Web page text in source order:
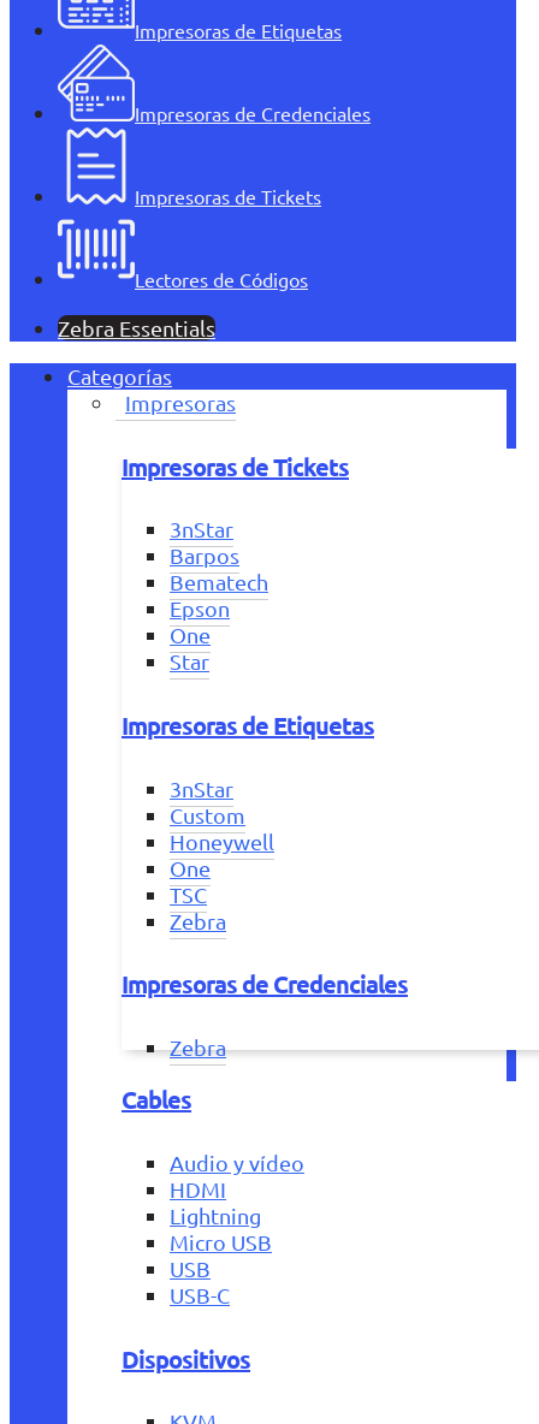
Impresoras de Etiquetas
Impresoras de Credenciales
Impresoras de Tickets
Lectores de Códigos
Zebra Essentials
Categorías
Impresoras
Impresoras de Tickets
3nStar
Barpos
Bematech
Epson
One
Star
Impresoras de Etiquetas
3nStar
Custom
Honeywell
One
TSC
Zebra
Impresoras de Credenciales
Zebra
Cables
Audio y vídeo
HDMI
Lightning
Micro USB
USB
USB-C
Dispositivos